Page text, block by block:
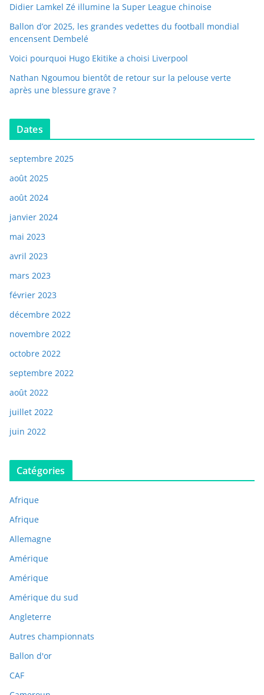
Didier Lamkel Zé illumine la Super League chinoise
Ballon d’or 2025, les grandes vedettes du football mondial
encensent Dembelé
Voici pourquoi Hugo Ekitike a choisi Liverpool
Nathan Ngoumou bientôt de retour sur la pelouse verte
après une blessure grave ?
Dates
septembre 2025
août 2025
août 2024
janvier 2024
mai 2023
avril 2023
mars 2023
février 2023
décembre 2022
novembre 2022
octobre 2022
septembre 2022
août 2022
juillet 2022
juin 2022
Catégories
Afrique
Afrique
Allemagne
Amérique
Amérique
Amérique du sud
Angleterre
Autres championnats
Ballon d'or
CAF